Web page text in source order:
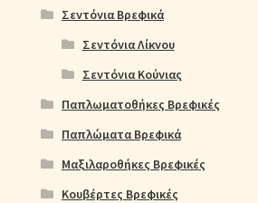
Σεντόνια Βρεφικά
Σεντόνια Λίκνου
Σεντόνια Κούνιας
Παπλωματοθήκες Βρεφικές
Παπλώματα Βρεφικά
Μαξιλαροθήκες Βρεφικές
Κουβέρτες Βρεφικές